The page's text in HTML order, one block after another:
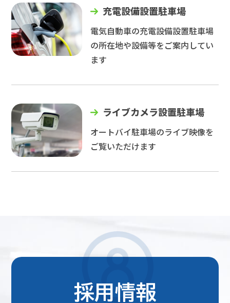
充電設備設置駐車場
電気自動車の充電設備設置駐車場
の所在地や設備等をご案内してい
ます
ライブカメラ設置駐車場
オートバイ駐車場のライブ映像を
ご覧いただけます
採用情報